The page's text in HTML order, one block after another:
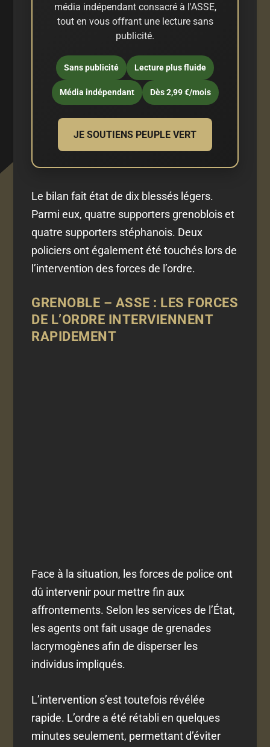
média indépendant consacré à l'ASSE,
tout en vous offrant une lecture sans
publicité.
Sans publicité Lecture plus fluide
Média indépendant Dès 2,99 €/mois
JE SOUTIENS PEUPLE VERT
Le bilan fait état de dix blessés légers.
Parmi eux, quatre supporters grenoblois et
quatre supporters stéphanois. Deux
policiers ont également été touchés lors de
l’intervention des forces de l’ordre.
GRENOBLE – ASSE : LES FORCES
DE L’ORDRE INTERVIENNENT
RAPIDEMENT
Face à la situation, les forces de police ont
dû intervenir pour mettre fin aux
affrontements. Selon les services de l’État,
les agents ont fait usage de grenades
lacrymogènes afin de disperser les
individus impliqués.
L’intervention s’est toutefois révélée
rapide. L’ordre a été rétabli en quelques
minutes seulement, permettant d’éviter